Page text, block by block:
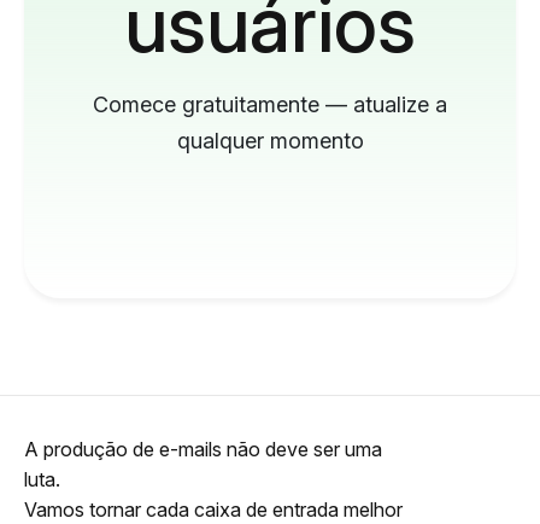
usuários
Comece gratuitamente — atualize a
qualquer momento
A produção de e-mails não deve ser uma
luta.
Vamos tornar cada caixa de entrada melhor